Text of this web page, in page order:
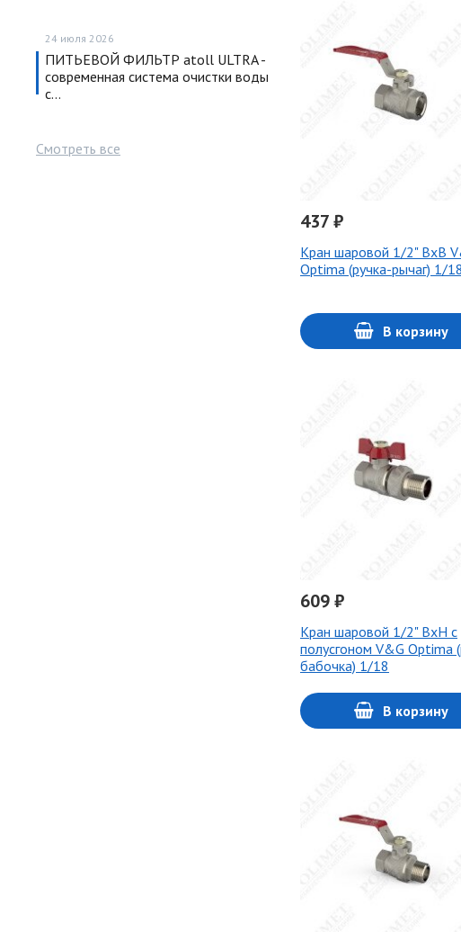
24 июля 2026
ПИТЬЕВОЙ ФИЛЬТР atoll ULTRA -
современная система очистки воды
с…
Смотреть все
437 ₽
Кран шаровой 1/2" ВхВ
Optima (ручка-рычаг) 1/18
В корзину
609 ₽
Кран шаровой 1/2" ВхН с
полусгоном V&G Optima
бабочка) 1/18
В корзину